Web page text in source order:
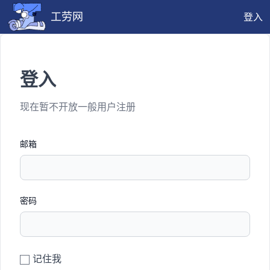
工劳网 登入
登入
现在暂不开放一般用户注册
邮箱
密码
记住我